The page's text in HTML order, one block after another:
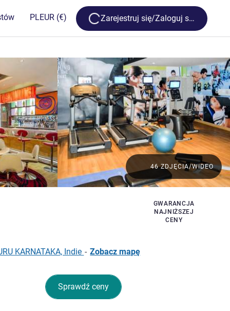
PLEUR (€) Loading...
Zarejestruj się/Zaloguj się
GWARANCJA
NAJNIŻSZEJ
CENY
46 ZDJĘCIA/WIDEO
KARNATAKA, Indie - Zobacz mapę
Sprawdź ceny